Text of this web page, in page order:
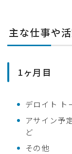
主な仕事や
1ヶ月目
デロイト ト
アサイン予
ど
その他